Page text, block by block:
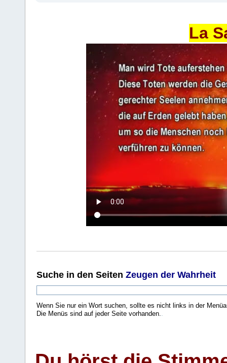
La
Suche in den Seiten Zeugen der Wahrheit
Wenn Sie nur ein Wort suchen, sollte es nicht links in der
Die Menüs sind auf jeder Seite vorhanden.